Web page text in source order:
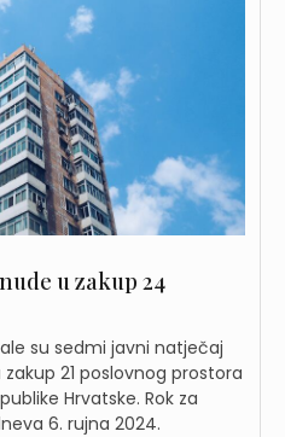
u zakup 24
su sedmi javni natječaj
21 poslovnog prostora
Hrvatske. Rok za
6. rujna 2024.